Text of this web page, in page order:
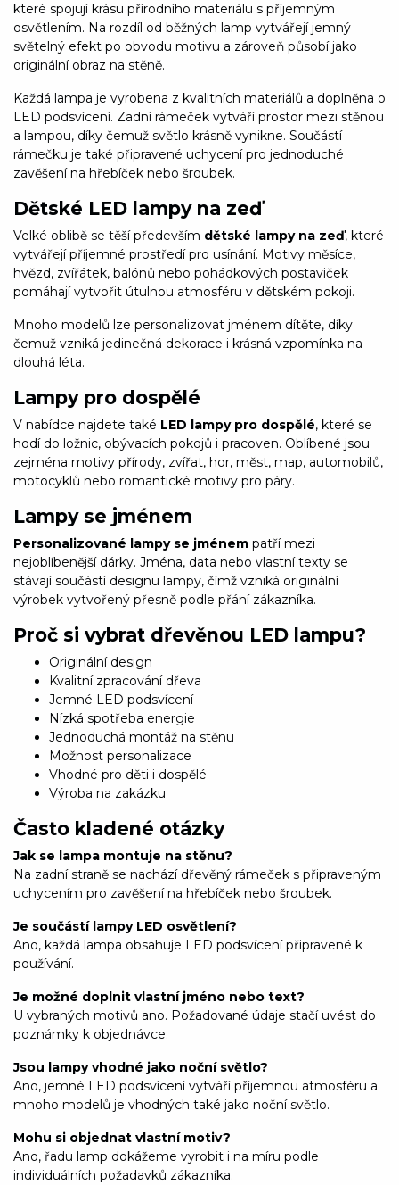
které spojují krásu přírodního materiálu s příjemným
osvětlením. Na rozdíl od běžných lamp vytvářejí jemný
světelný efekt po obvodu motivu a zároveň působí jako
originální obraz na stěně.
Každá lampa je vyrobena z kvalitních materiálů a doplněna o
LED podsvícení. Zadní rámeček vytváří prostor mezi stěnou
a lampou, díky čemuž světlo krásně vynikne. Součástí
rámečku je také připravené uchycení pro jednoduché
zavěšení na hřebíček nebo šroubek.
Dětské LED lampy na zeď
Velké oblibě se těší především dětské lampy na zeď, které
vytvářejí příjemné prostředí pro usínání. Motivy měsíce,
hvězd, zvířátek, balónů nebo pohádkových postaviček
pomáhají vytvořit útulnou atmosféru v dětském pokoji.
Mnoho modelů lze personalizovat jménem dítěte, díky
čemuž vzniká jedinečná dekorace i krásná vzpomínka na
dlouhá léta.
Lampy pro dospělé
V nabídce najdete také LED lampy pro dospělé, které se
hodí do ložnic, obývacích pokojů i pracoven. Oblíbené jsou
zejména motivy přírody, zvířat, hor, měst, map, automobilů,
motocyklů nebo romantické motivy pro páry.
Lampy se jménem
Personalizované lampy se jménem patří mezi
nejoblíbenější dárky. Jména, data nebo vlastní texty se
stávají součástí designu lampy, čímž vzniká originální
výrobek vytvořený přesně podle přání zákazníka.
Proč si vybrat dřevěnou LED lampu?
Originální design
Kvalitní zpracování dřeva
Jemné LED podsvícení
Nízká spotřeba energie
Jednoduchá montáž na stěnu
Možnost personalizace
Vhodné pro děti i dospělé
Výroba na zakázku
Často kladené otázky
Jak se lampa montuje na stěnu?
Na zadní straně se nachází dřevěný rámeček s připraveným
uchycením pro zavěšení na hřebíček nebo šroubek.
Je součástí lampy LED osvětlení?
Ano, každá lampa obsahuje LED podsvícení připravené k
používání.
Je možné doplnit vlastní jméno nebo text?
U vybraných motivů ano. Požadované údaje stačí uvést do
poznámky k objednávce.
Jsou lampy vhodné jako noční světlo?
Ano, jemné LED podsvícení vytváří příjemnou atmosféru a
mnoho modelů je vhodných také jako noční světlo.
Mohu si objednat vlastní motiv?
Ano, řadu lamp dokážeme vyrobit i na míru podle
individuálních požadavků zákazníka.